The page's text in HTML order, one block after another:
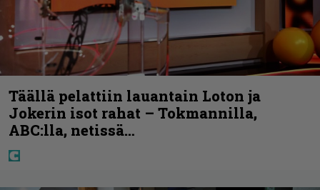
Täällä pelattiin lauantain Loton ja
Jokerin isot rahat – Tokmannilla,
ABC:lla, netissä…